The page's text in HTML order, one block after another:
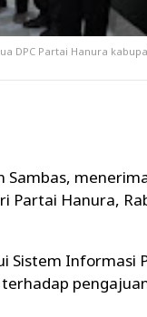
DPC Partai Hanura
Sambas,
Partai Hanura,
Sistem Informasi